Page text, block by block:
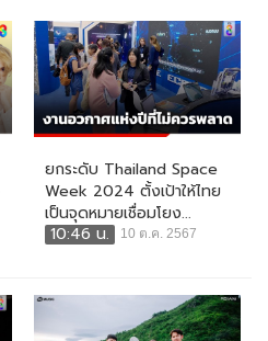
ยกระดับ Thailand Space
Week 2024 ตั้งเป้าให้ไทย
เป็นจุดหมายเชื่อมโยง...
10:46 น.
10 ต.ค. 2567